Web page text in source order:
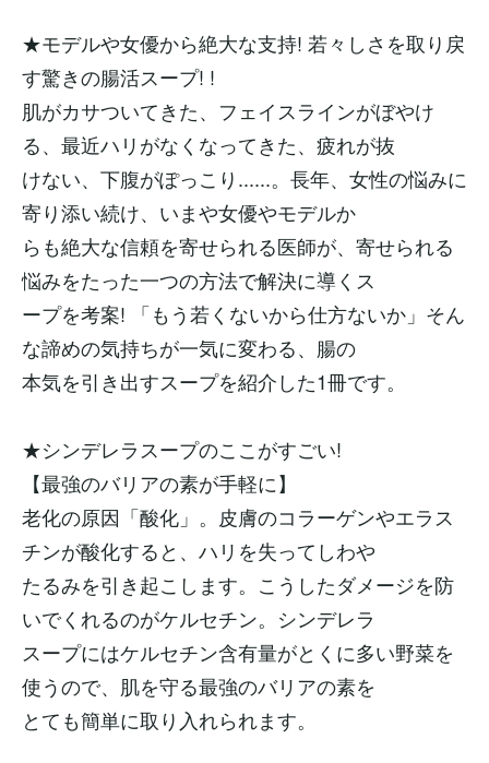
★モデルや女優から絶大な支持! 若々しさを取り戻
す驚きの腸活スープ! !
肌がカサついてきた、フェイスラインがぼやけ
る、最近ハリがなくなってきた、疲れが抜
けない、下腹がぽっこり......。長年、女性の悩みに
寄り添い続け、いまや女優やモデルか
らも絶大な信頼を寄せられる医師が、寄せられる
悩みをたった一つの方法で解決に導くス
ープを考案! 「もう若くないから仕方ないか」そん
な諦めの気持ちが一気に変わる、腸の
本気を引き出すスープを紹介した1冊です。
★シンデレラスープのここがすごい!
【最強のバリアの素が手軽に】
老化の原因「酸化」。皮膚のコラーゲンやエラス
チンが酸化すると、ハリを失ってしわや
たるみを引き起こします。こうしたダメージを防
いでくれるのがケルセチン。シンデレラ
スープにはケルセチン含有量がとくに多い野菜を
使うので、肌を守る最強のバリアの素を
とても簡単に取り入れられます。